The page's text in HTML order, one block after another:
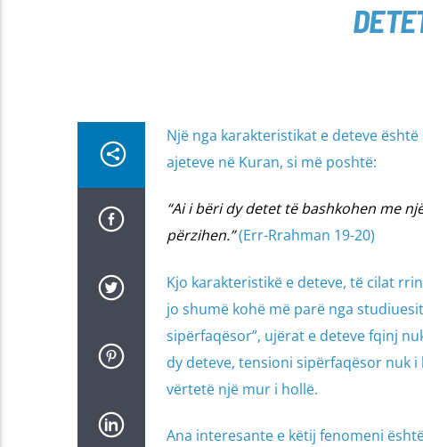
Një nga karakteristikat e deteve
ajeteve në Kuran, si më poshtë:
“Ai i bëri dy detet të bashkohen me
përzihen.”(Err-Rrahman 19-20)
Kjo karakteristikë e deteve, të cilat
jo shumë kohë më parë nga
sipërfaqësor”, ujërat e deteve fqinj
dy deteve, tensioni sipërfaqësor nuk
vërtetë një mur i hollë.
Ana interesante e këtij fenomeni